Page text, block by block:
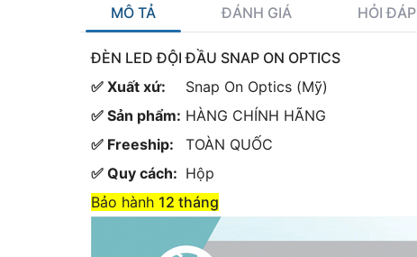
MÔ TẢ ĐÁNH GIÁ HỎI ĐÁP
ĐÈN LED ĐỘI ĐẦU SNAP ON OPTICS
✅ Xuất xứ:
Snap On Optics (Mỹ)
✅ Sản phẩm: HÀNG CHÍNH HÃNG
✅ Freeship:
TOÀN QUỐC
✅ Quy cách: Hộp
Bảo hành 12 tháng